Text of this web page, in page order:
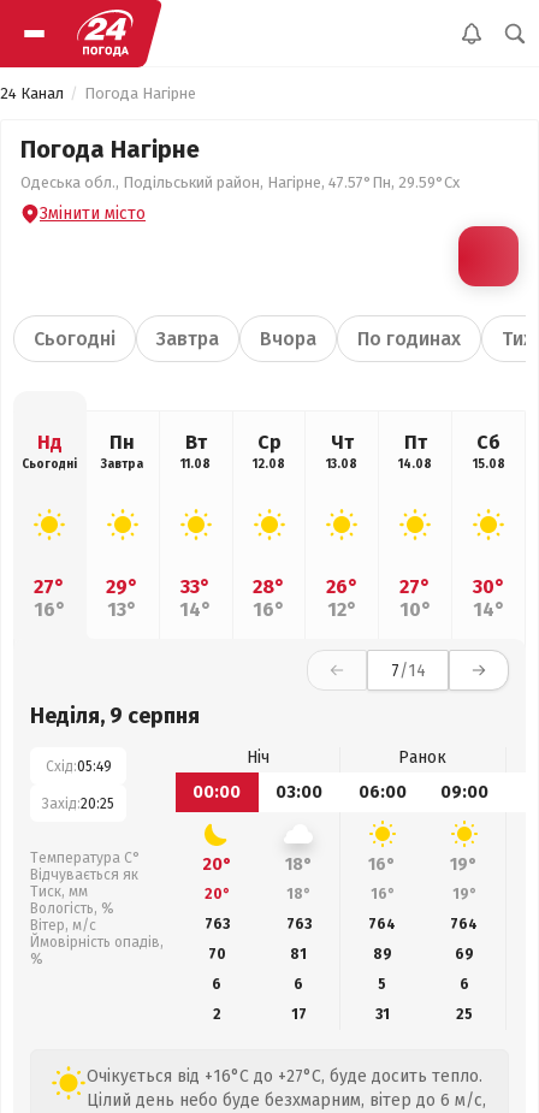
24 Канал Погода Нагірне
Погода Нагірне
Одеська обл., Подільський район, Нагірне, 47.57°Пн, 29.59°Сх
Змінити місто
Сьогодні Завтра Вчора По годинах
Нд
Сьогодні
27°
16°
Пн
Завтра
29°
13°
Вт
11.08
33°
14°
Ср
12.08
28°
16°
Чт
13.08
26°
12°
Пт
14.08
27°
10°
Сб
15.08
30°
14°
7/14
Неділя, 9 серпня
Схід:05:49
Захід:20:25
Температура С°
Відчувається як
Тиск, мм
Вологість, %
Вітер, м/с
Ймовірність опадів,
%
Ніч
Ранок
00:00
03:00 06:00 09:00
20° 18° 16° 19°
20° 18° 16° 19°
763
763 764 764
70
81 89 69
6
6 5
6
2
17 31 25
Очікується від +16°C до +27°C, буде досить тепло.
Цілий день небо буде безхмарним, вітер до 6 м/с,